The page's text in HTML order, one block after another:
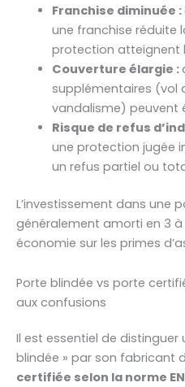
Franchise diminuée :
une franchise réduite
protection atteignent
Couverture élargie :
supplémentaires (vol
vandalisme) peuvent
Risque de refus
une protection jugée
un refus partiel ou
L’investissement dans une
généralement amorti en 3
économie sur les primes
Porte blindée vs porte
aux confusions
Il est essentiel de distinguer
blindée » par son fabricant
certifiée selon la norme EN